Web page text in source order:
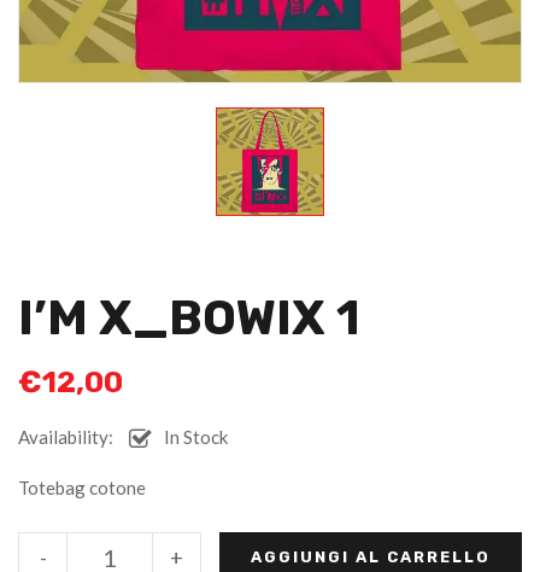
I’M X_BOWIX 1
€12,00
Availability: In Stock
Totebag cotone
+
- AGGIUNGI AL CARRELLO
Alternative: